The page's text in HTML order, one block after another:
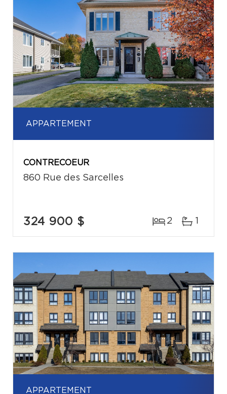
APPARTEMENT
CONTRECOEUR
860 Rue des Sarcelles
324 900 $ 2 1
APPARTEMENT